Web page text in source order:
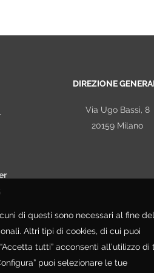
di questi sono necessari al fine del
Altri tipi di cookies, di cui puoi
tutti” acconsenti all’utilizzo di
puoi selezionare le tue
DIREZIONE
Via Ugo Bassi, 8
20159 Milano